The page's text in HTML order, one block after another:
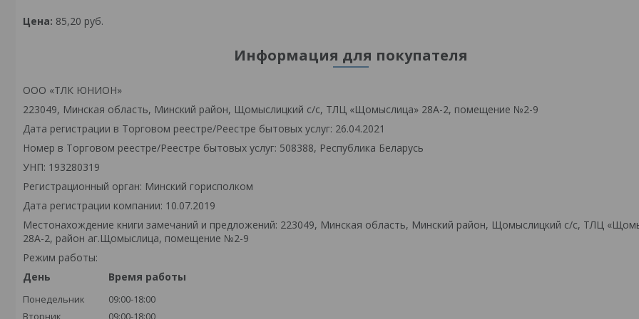
Цена: 85,20 руб.
Информация для покупателя
ООО «ТЛК ЮНИОН»
223049, Минская область, Минский район, Щомыслицкий с/с, ТЛЦ «Щомыслица» 28А-2, помещение №2-9
Дата регистрации в Торговом реестре/Реестре бытовых услуг: 26.04.2021
Номер в Торговом реестре/Реестре бытовых услуг: 508388, Республика Беларусь
УНП: 193280319
Регистрационный орган: Минский горисполком
Дата регистрации компании: 10.07.2019
Местонахождение книги замечаний и предложений: 223049, Минская область, Минский район, Щомыслицкий с/с, ТЛЦ
28А-2, район аг.Щомыслица, помещение №2-9
Режим работы:
День
Время работы
Понедельник
09:00-18:00
Вторник
09:00-18:00